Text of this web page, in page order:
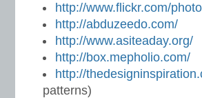
http://www.flickr.com/
http://abduzeedo.com/
http://www.asiteaday.org/
http://box.mepholio.com/
http://
patterns)